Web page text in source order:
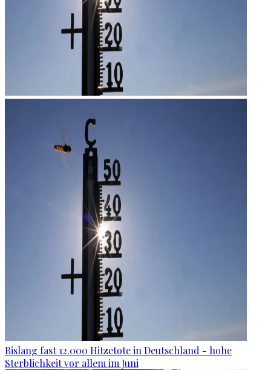
Bislang fast 12.000 Hitzetote in Deutschland - hohe
Sterblichkeit vor allem im Juni